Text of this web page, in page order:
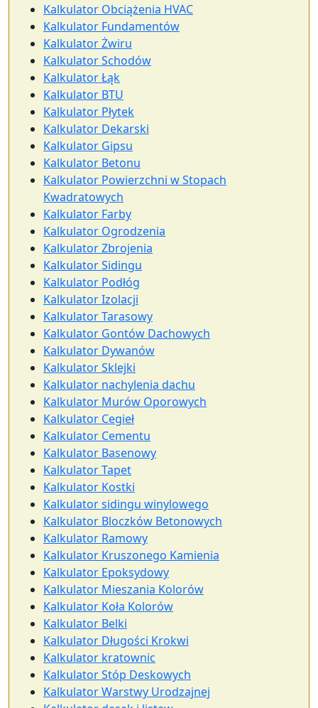
Kalkulator Obciążenia HVAC
Kalkulator Fundamentów
Kalkulator Żwiru
Kalkulator Schodów
Kalkulator Łąk
Kalkulator BTU
Kalkulator Płytek
Kalkulator Dekarski
Kalkulator Gipsu
Kalkulator Betonu
Kalkulator Powierzchni w Stopach
Kwadratowych
Kalkulator Farby
Kalkulator Ogrodzenia
Kalkulator Zbrojenia
Kalkulator Sidingu
Kalkulator Podłóg
Kalkulator Izolacji
Kalkulator Tarasowy
Kalkulator Gontów Dachowych
Kalkulator Dywanów
Kalkulator Sklejki
Kalkulator nachylenia dachu
Kalkulator Murów Oporowych
Kalkulator Cegieł
Kalkulator Cementu
Kalkulator Basenowy
Kalkulator Tapet
Kalkulator Kostki
Kalkulator sidingu winylowego
Kalkulator Bloczków Betonowych
Kalkulator Ramowy
Kalkulator Kruszonego Kamienia
Kalkulator Epoksydowy
Kalkulator Mieszania Kolorów
Kalkulator Koła Kolorów
Kalkulator Belki
Kalkulator Długości Krokwi
Kalkulator kratownic
Kalkulator Stóp Deskowych
Kalkulator Warstwy Urodzajnej